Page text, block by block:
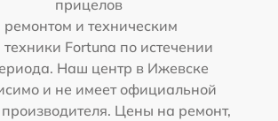
прицелов
и техническим
Fortuna по истечении
Наш центр в Ижевске
и не имеет официальной
Цены на ремонт,